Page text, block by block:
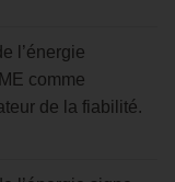
l’énergie
comme
de la fiabilité.